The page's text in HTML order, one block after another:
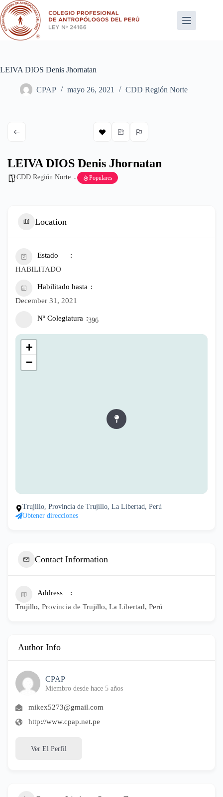
Saltar
al
contenido
LEIVA DIOS Denis Jhornatan
CPAP mayo 26, 2021 CDD Región Norte
LEIVA DIOS Denis Jhornatan
CDD Región Norte Populares
Location
Estado
HABILITADO
Habilitado hasta
December 31, 2021
Nº Colegiatura 396
+
−
Trujillo, Provincia de Trujillo, La Libertad, Perú
Obtener direcciones
Contact Information
Address
Trujillo, Provincia de Trujillo, La Libertad, Perú
Author Info
CPAP
Miembro desde hace 5 años
mikex5273@gmail.com
http://www.cpap.net.pe
Ver El Perfil